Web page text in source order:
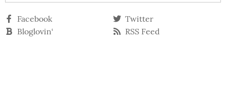
Facebook
Twitter
Bloglovin‘
RSS Feed